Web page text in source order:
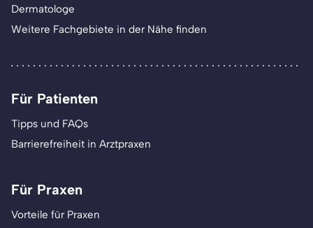
Dermatologe
Weitere Fachgebiete in der Nähe finden
Für Patienten
Tipps und FAQs
Barrierefreiheit in Arztpraxen
Für Praxen
Vorteile für Praxen